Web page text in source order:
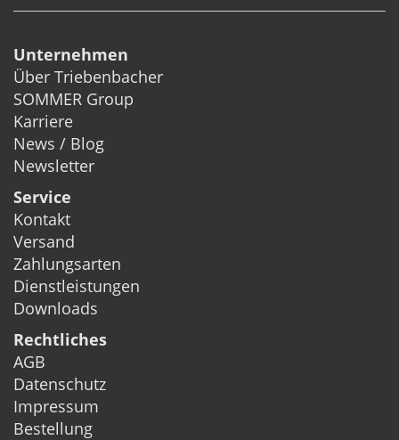
Unternehmen
Über Triebenbacher
SOMMER Group
Karriere
News / Blog
Newsletter
Service
Kontakt
Versand
Zahlungsarten
Dienstleistungen
Downloads
Rechtliches
AGB
Datenschutz
Impressum
Bestellung